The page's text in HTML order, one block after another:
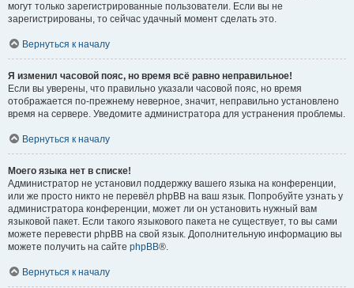
могут только зарегистрированные пользователи. Если вы не
зарегистрированы, то сейчас удачный момент сделать это.
Вернуться к началу
Я изменил часовой пояс, но время всё равно неправильное!
Если вы уверены, что правильно указали часовой пояс, но время
отображается по-прежнему неверное, значит, неправильно установлено
время на сервере. Уведомите администратора для устранения проблемы.
Вернуться к началу
Моего языка нет в списке!
Администратор не установил поддержку вашего языка на конференции,
или же просто никто не перевёл phpBB на ваш язык. Попробуйте узнать у
администратора конференции, может ли он установить нужный вам
языковой пакет. Если такого языкового пакета не существует, то вы сами
можете перевести phpBB на свой язык. Дополнительную информацию вы
можете получить на сайте phpBB®.
Вернуться к началу